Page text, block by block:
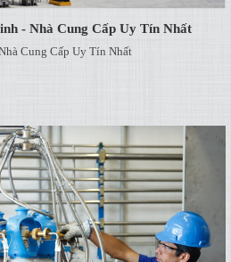
- Nhà Cung Cấp Uy Tín Nhất
Cung Cấp Uy Tín Nhất